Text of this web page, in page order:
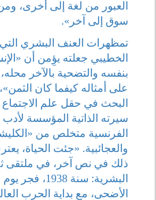
العبور من لغة إلى أخرى،
سوق إلى آخر».
تمظهرات العنف البشري التي
الخطيبي جعلته يؤِمن أن
بنفسه والتضحية بالآخر
على أمثاله كيفما كان
البحث في حقل علم الاجتماع
سيرته الذاتية المؤسسة
الفرنسية متخلص من
والعجائبية. «جئت الحياة،
ذلك في نص آخر، في ملتقى
البشرية: سنة
الأضحى، مع بداية الحرب